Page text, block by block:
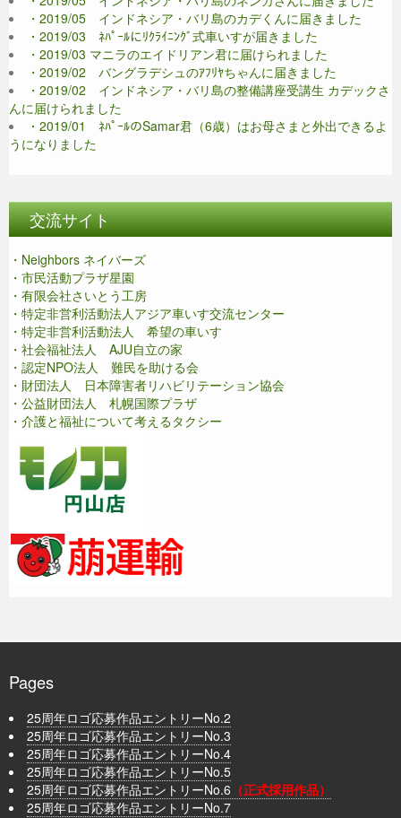
・2019/05 インドネシア・バリ島のカデくんに届きました
・2019/03 ﾈﾊﾟｰﾙにﾘｸﾗｲﾆﾝｸﾞ式車いすが届きました
・2019/03 マニラのエイドリアン君に届けられました
・2019/02 バングラデシュのｱﾌﾘﾔちゃんに届きました
・2019/02 インドネシア・バリ島の整備講座受講生 カデックさ
んに届けられました
・2019/01 ﾈﾊﾟｰﾙのSamar君（6歳）はお母さまと外出できるよ
うになりました
交流サイト
・Neighbors ネイバーズ
・市民活動プラザ星園
・有限会社さいとう工房
・特定非営利活動法人アジア車いす交流センター
・特定非営利活動法人 希望の車いす
・社会福祉法人 AJU自立の家
・認定NPO法人 難民を助ける会
・財団法人 日本障害者リハビリテーション協会
・公益財団法人 札幌国際プラザ
・介護と福祉について考えるタクシー
Pages
25周年ロゴ応募作品エントリーNo.2
25周年ロゴ応募作品エントリーNo.3
25周年ロゴ応募作品エントリーNo.4
25周年ロゴ応募作品エントリーNo.5
25周年ロゴ応募作品エントリーNo.6 （正式採用作品）
25周年ロゴ応募作品エントリーNo.7